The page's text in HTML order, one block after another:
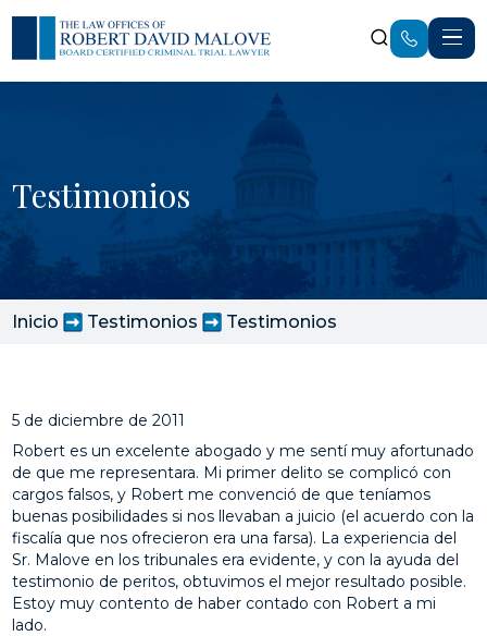
Testimonios
Inicio Testimonios Testimonios
5 de diciembre de 2011
Robert es un excelente abogado y me sentí muy afortunado
de que me representara. Mi primer delito se complicó con
cargos falsos, y Robert me convenció de que teníamos
buenas posibilidades si nos llevaban a juicio (el acuerdo con la
fiscalía que nos ofrecieron era una farsa). La experiencia del
Sr. Malove en los tribunales era evidente, y con la ayuda del
testimonio de peritos, obtuvimos el mejor resultado posible.
Estoy muy contento de haber contado con Robert a mi
lado.